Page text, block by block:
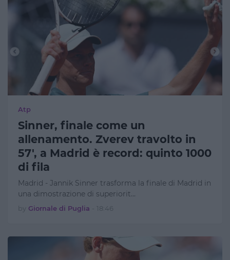
Atp
Sinner, finale come un
allenamento. Zverev travolto in
57', a Madrid è record: quinto 1000
di fila
Madrid - Jannik Sinner trasforma la finale di Madrid in
una dimostrazione di superiorit…
by Giornale di Puglia 18:46